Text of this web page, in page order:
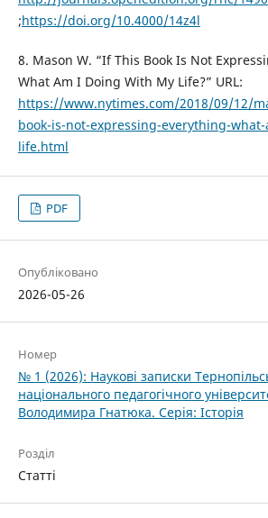
;https://doi.org/10.4000/14z4l
8. Mason W. “If This Book Is Not
What Am I Doing With My Life?” URL:
https://www.nytimes.com/2018/09/12/
book-is-not-expressing-everything-
life.html
PDF
Опубліковано
2026-05-26
Номер
№ 1 (2026): Наукові записки
національного педагогічного
Володимира Гнатюка. Cерія: Історія
Розділ
Статті